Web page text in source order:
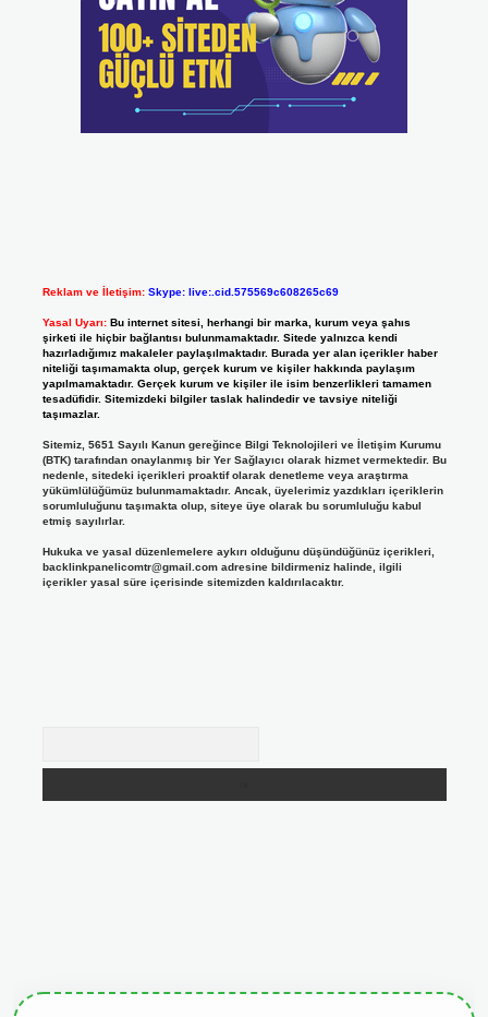
Reklam ve İletişim: Skype: live:.cid.575569c608265c69
Yasal Uyarı: Bu internet sitesi, herhangi bir marka, kurum veya şahıs
şirketi ile hiçbir bağlantısı bulunmamaktadır. Sitede yalnızca kendi
hazırladığımız makaleler paylaşılmaktadır. Burada yer alan içerikler haber
niteliği taşımamakta olup, gerçek kurum ve kişiler hakkında paylaşım
yapılmamaktadır. Gerçek kurum ve kişiler ile isim benzerlikleri tamamen
tesadüfidir. Sitemizdeki bilgiler taslak halindedir ve tavsiye niteliği
taşımazlar.
Sitemiz, 5651 Sayılı Kanun gereğince Bilgi Teknolojileri ve İletişim Kurumu
(BTK) tarafından onaylanmış bir Yer Sağlayıcı olarak hizmet vermektedir. Bu
nedenle, sitedeki içerikleri proaktif olarak denetleme veya araştırma
yükümlülüğümüz bulunmamaktadır. Ancak, üyelerimiz yazdıkları içeriklerin
sorumluluğunu taşımakta olup, siteye üye olarak bu sorumluluğu kabul
etmiş sayılırlar.
Hukuka ve yasal düzenlemelere aykırı olduğunu düşündüğünüz içerikleri,
backlinkpanelicomtr@gmail.comadresine bildirmeniz halinde, ilgili
içerikler yasal süre içerisinde sitemizden kaldırılacaktır.